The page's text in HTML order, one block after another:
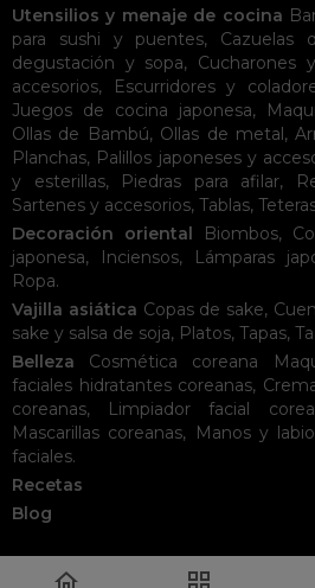
Utensilios y menaje de cocina
para sushi y puentes, Cazuelas
degustación y sopa, Cucharones
accesorios, Escurridores y
Juegos de cocina japonesa,
Ollas de Bambú, Ollas de metal,
Planchas, Palillos japoneses y
y esterillas, Piedras para afilar,
Sartenes y accesorios, Tablas,
Decoración oriental
Biombos,
japonesa, Inciensos, Lámparas
Ropa.
Vajilla asiática Copas de sake,
sake y salsa de soja, Platos, Tapas,
Belleza
Cosmética coreana
faciales hidratantes coreanas,
coreanas, Limpiador facial
Mascarillas coreanas, Manos y
faciales.
Recetas
Blog
 